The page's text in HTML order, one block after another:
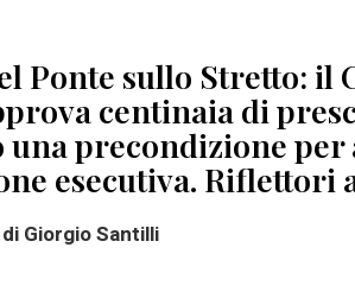
Ponte sullo Stretto:
centinaia di
una precondizione
esecutiva. Riflettori
di Giorgio Santilli